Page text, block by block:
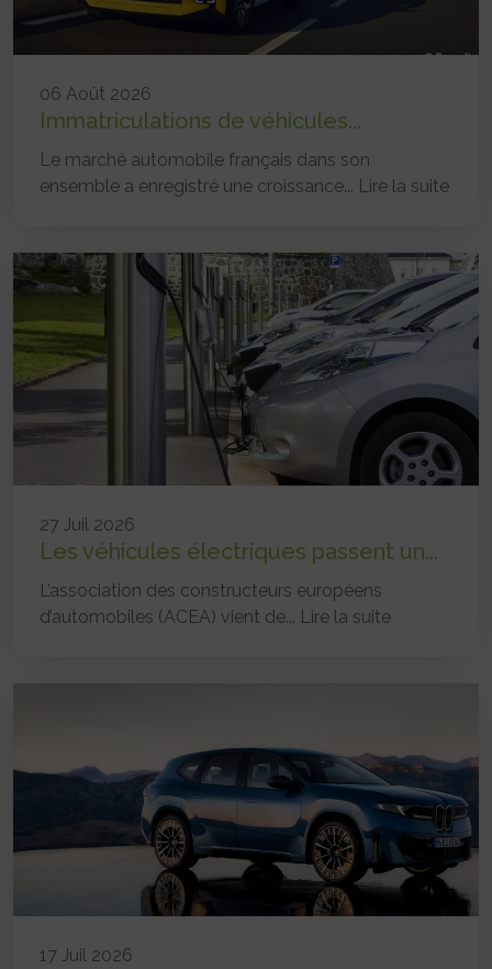
06 Août 2026
Immatriculations de véhicules...
Le marché automobile français dans son
ensemble a enregistré une croissance... Lire la suite
27 Juil 2026
Les véhicules électriques passent un...
L’association des constructeurs européens
d’automobiles (ACEA) vient de... Lire la suite
17 Juil 2026